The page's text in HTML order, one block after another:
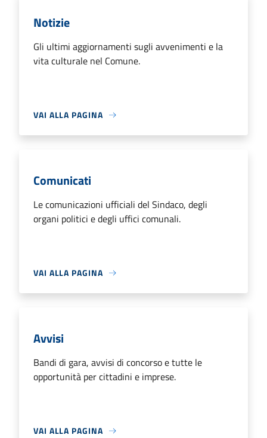
Notizie
Gli ultimi aggiornamenti sugli avvenimenti e la
vita culturale nel Comune.
VAI ALLA PAGINA
Comunicati
Le comunicazioni ufficiali del Sindaco, degli
organi politici e degli uffici comunali.
VAI ALLA PAGINA
Avvisi
Bandi di gara, avvisi di concorso e tutte le
opportunità per cittadini e imprese.
VAI ALLA PAGINA